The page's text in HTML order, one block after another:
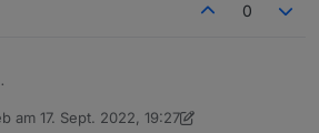
0
und den Changenotes eine
am 17. Sept. 2022, 19:27
editiert von Kuckuckmann